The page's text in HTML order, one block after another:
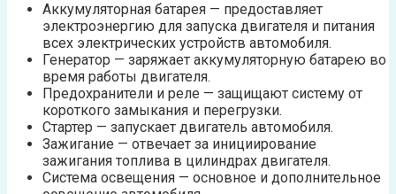
Аккумуляторная батарея — предоставляет
электроэнергию для запуска двигателя и питания
всех электрических устройств автомобиля.
Генератор — заряжает аккумуляторную батарею во
время работы двигателя.
Предохранители и реле — защищают систему от
короткого замыкания и перегрузки.
Стартер — запускает двигатель автомобиля.
Зажигание — отвечает за инициирование
зажигания топлива в цилиндрах двигателя.
Система освещения — основное и дополнительное